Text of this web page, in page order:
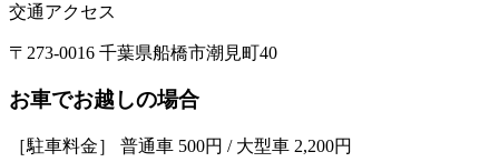
交通アクセス
〒273-0016 千葉県船橋市潮見町40
お車でお越しの場合
［駐車料金］ 普通車 500円 / 大型車 2,200円